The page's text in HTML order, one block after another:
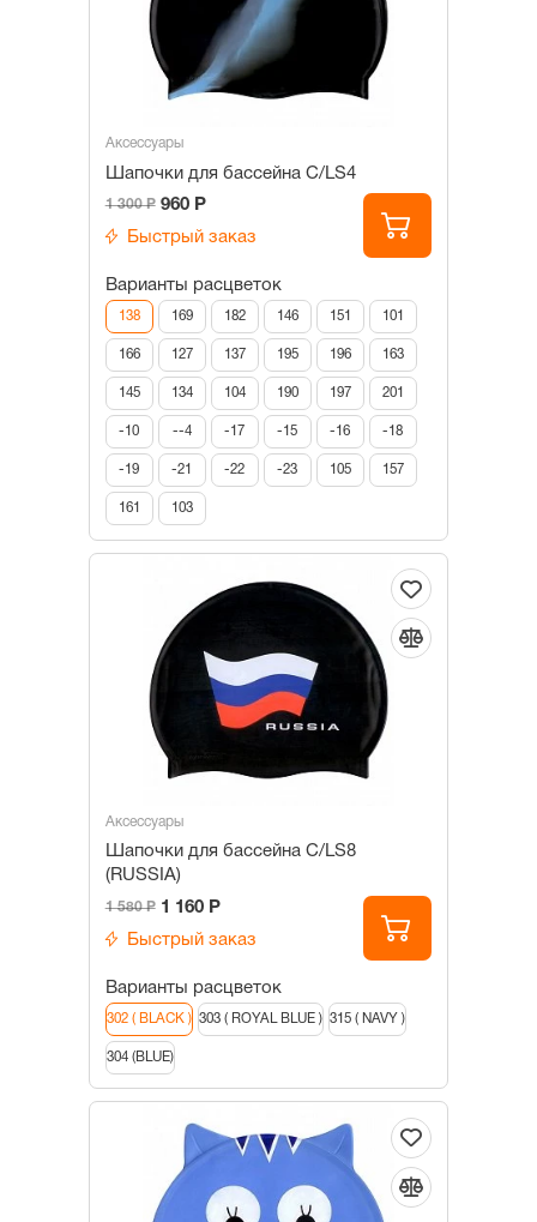
Аксессуары
Шапочки для бассейна С/LS4
1 300 Р 960 Р
Быстрый заказ
Варианты расцветок
138 169 182 146 151 101
166 127 137 195 196 163
145 134 104 190 197 201
-10 --4 -17 -15 -16 -18
-19 -21 -22 -23 105 157
161 103
Аксессуары
Шапочки для бассейна С/LS8
(RUSSIA)
1 580 Р 1 160 Р
Быстрый заказ
Варианты расцветок
302 ( BLACK ) 303 ( ROYAL BLUE ) 315 ( NAVY )
304 (BLUE)